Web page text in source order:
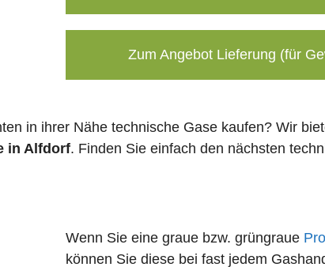
Zum Angebot Lieferung (für
in ihrer Nähe technische Gase kaufen? Wir
in Alfdorf. Finden Sie einfach den nächsten
Wenn Sie eine graue bzw. grüngraue
können Sie diese bei fast jedem